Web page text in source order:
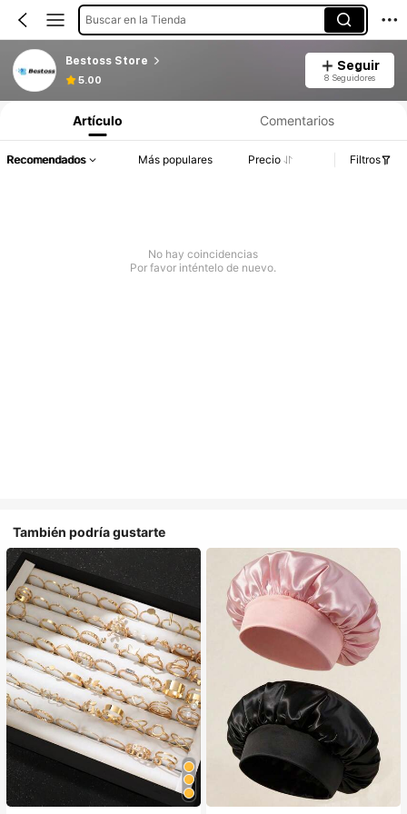
Buscar en la Tienda
Bestoss Store
5.00
Seguir
8 Seguidores
Artículo Comentarios
Recomendados Más populares Precio Filtros
No hay coincidencias
Por favor inténtelo de nuevo.
También podría gustarte